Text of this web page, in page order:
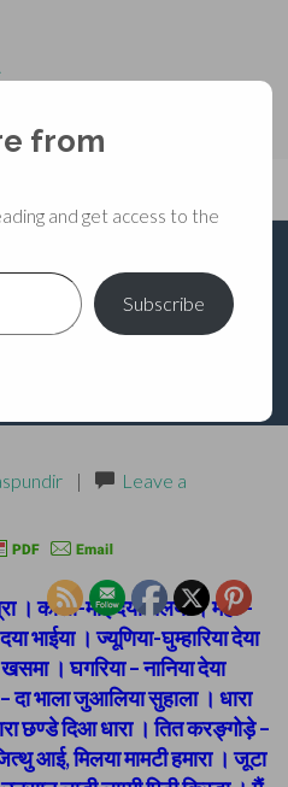
01
|
Leave a
। काली-माई देया चेलया । महा –
भाईया । ज्यूणिया-घुम्हारिया देया
। घगरिया – नानिया देया
दा भाला जुआलिया सुहाला । धारा
छण्डे दिआ धारा । तित करङ्गोड़े –
आई, मिलया मामटी हमारा । जूटा
from
and get access to the
Subscribe